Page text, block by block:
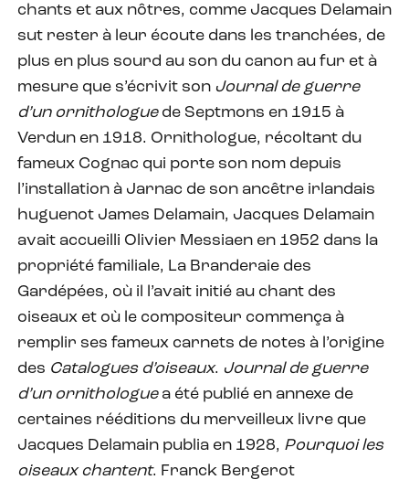
chants et aux nôtres, comme Jacques Delamain
sut rester à leur écoute dans les tranchées, de
plus en plus sourd au son du canon au fur et à
mesure que s’écrivit son Journal de guerre
d’un ornithologuede Septmons en 1915 à
Verdun en 1918. Ornithologue, récoltant du
fameux Cognac qui porte son nom depuis
l’installation à Jarnac de son ancêtre irlandais
huguenot James Delamain, Jacques Delamain
avait accueilli Olivier Messiaen en 1952 dans la
propriété familiale, La Branderaie des
Gardépées, où il l’avait initié au chant des
oiseaux et où le compositeur commença à
remplir ses fameux carnets de notes à l’origine
des Catalogues d’oiseaux. Journal de guerre
d’un ornithologuea été publié en annexe de
certaines rééditions du merveilleux livre que
Jacques Delamain publia en 1928, Pourquoi les
oiseaux chantent. Franck Bergerot